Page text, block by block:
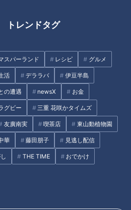
トレンドタグ
スパーランド レシピ グルメ
活 デララバ 伊豆半島
の遭遇 newsX お金
グビー 三重 花咲かタイムズ
友廣南実 喫茶店 東山動植物園
華 藤田朋子 見逃し配信
THE TIME おでかけ
ネ
今が旬のフキ！購入後すぐやる